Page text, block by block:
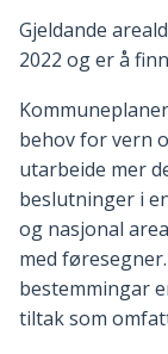
Gjeldande
2022 og er å
behov for vern
utarbeide mer
beslutninger i
og nasjonal
med
bestemmingar
tiltak som